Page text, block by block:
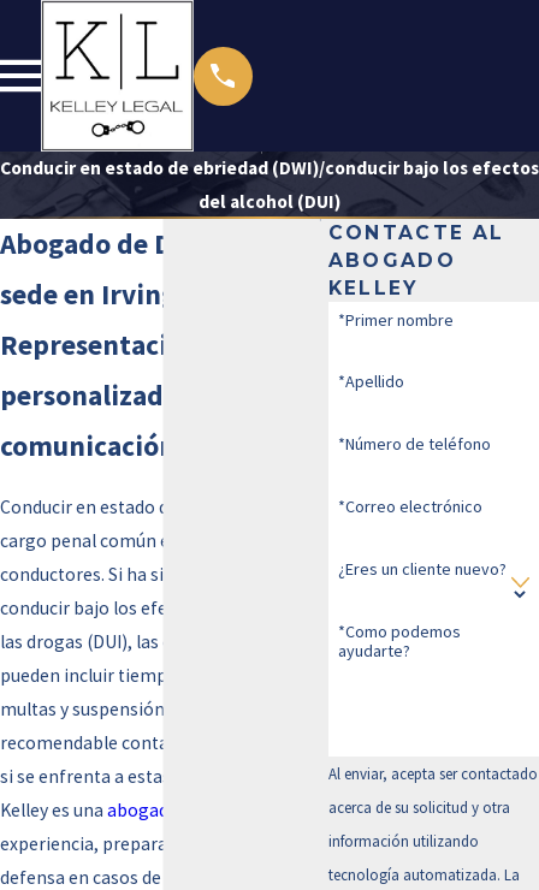
Conducir en estado de ebriedad (DWI)/conducir bajo los efectos
del alcohol (DUI)
Abogado de DWI/DUI con
sede en Irving
Representación legal
personalizada y
comunicación eficiente
Conducir en estado de ebriedad es un
cargo penal común entre los
conductores. Si ha sido arrestado por
conducir bajo los efectos del alcohol o
las drogas (DUI), las consecuencias
pueden incluir tiempo en prisión,
multas y suspensión de la licencia. Es
recomendable contactar a Kelley Legal
si se enfrenta a estas situaciones. Erin
Kelley es una abogada defensora
experiencia, preparada para manejar su
defensa en casos de DUI. Ella mantiene
CONTACTE AL
ABOGADO
KELLEY
*Primer nombre
*Apellido
*Número de teléfono
*Correo electrónico
¿Eres un cliente nuevo?
*Como podemos
ayudarte?
Al enviar, acepta ser contactado
acerca de su solicitud y otra
información utilizando
tecnología automatizada. La